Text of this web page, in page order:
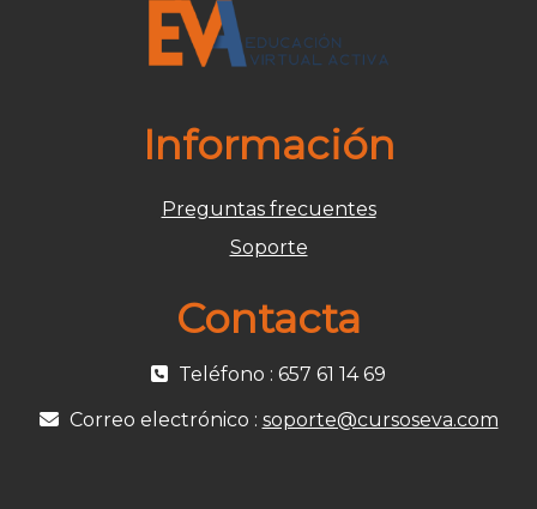
Información
Preguntas frecuentes
Soporte
Contacta
Teléfono : 657 61 14 69
Correo electrónico : soporte@cursoseva.com